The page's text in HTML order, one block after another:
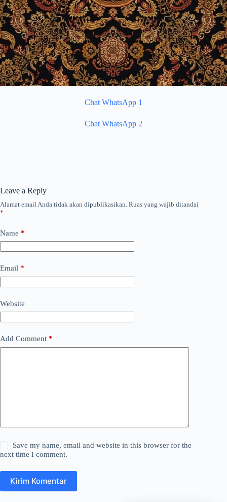
Chat WhatsApp 1
Chat WhatsApp 2
Leave a Reply
Alamat email Anda tidak akan dipublikasikan. Ruas yang wajib ditandai
*
Name *
Email *
Website
Add Comment *
Save my name, email and website in this browser for the
next time I comment.
Kirim Komentar